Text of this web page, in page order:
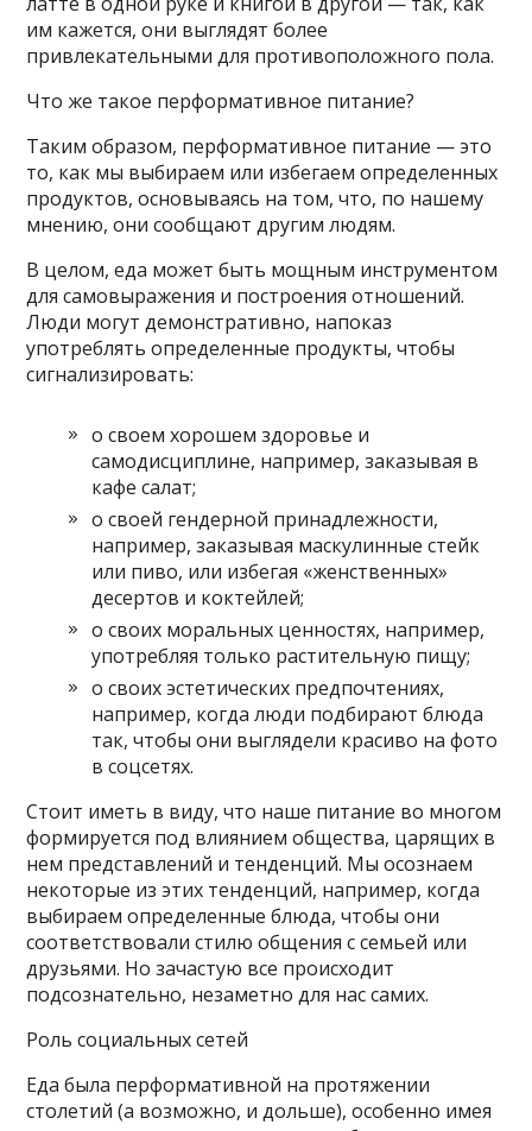
им кажется, они выглядят более
привлекательными для противоположного пола.
Что же такое перформативное питание?
Таким образом, перформативное питание — это
то, как мы выбираем или избегаем определенных
продуктов, основываясь на том, что, по нашему
мнению, они сообщают другим людям.
В целом, еда может быть мощным инструментом
для самовыражения и построения отношений.
Люди могут демонстративно, напоказ
употреблять определенные продукты, чтобы
сигнализировать:
о своем хорошем здоровье и
самодисциплине, например, заказывая в
кафе салат;
о своей гендерной принадлежности,
например, заказывая маскулинные стейк
или пиво, или избегая «женственных»
десертов и коктейлей;
о своих моральных ценностях, например,
употребляя только растительную пищу;
о своих эстетических предпочтениях,
например, когда люди подбирают блюда
так, чтобы они выглядели красиво на фото
в соцсетях.
Стоит иметь в виду, что наше питание во многом
формируется под влиянием общества, царящих в
нем представлений и тенденций. Мы осознаем
некоторые из этих тенденций, например, когда
выбираем определенные блюда, чтобы они
соответствовали стилю общения с семьей или
друзьями. Но зачастую все происходит
подсознательно, незаметно для нас самих.
Роль социальных сетей
Еда была перформативной на протяжении
столетий (а возможно, и дольше), особенно имея